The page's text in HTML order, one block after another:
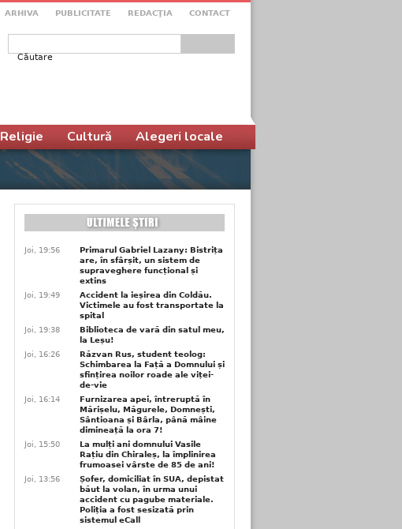
ARHIVA PUBLICITATE REDACŢIA CONTACT
Formular de căutare
Religie Cultură Alegeri locale
Joi, 19:56
Primarul Gabriel Lazany: Bistrița
are, în sfârșit, un sistem de
supraveghere funcțional și
extins
Joi, 19:49
Accident la ieșirea din Coldău.
Victimele au fost transportate la
spital
Joi, 19:38
Biblioteca de vară din satul meu,
la Leșu!
Joi, 16:26
Răzvan Rus, student teolog:
Schimbarea la Față a Domnului și
sfințirea noilor roade ale viței-
de-vie
Joi, 16:14
Furnizarea apei, întreruptă în
Mărișelu, Măgurele, Domnești,
Sântioana și Bârla, până mâine
dimineață la ora 7!
Joi, 15:50
La mulți ani domnului Vasile
Rațiu din Chiraleș, la împlinirea
frumoasei vârste de 85 de ani!
Joi, 13:56
Șofer, domiciliat în SUA, depistat
băut la volan, în urma unui
accident cu pagube materiale.
Poliția a fost sesizată prin
sistemul eCall